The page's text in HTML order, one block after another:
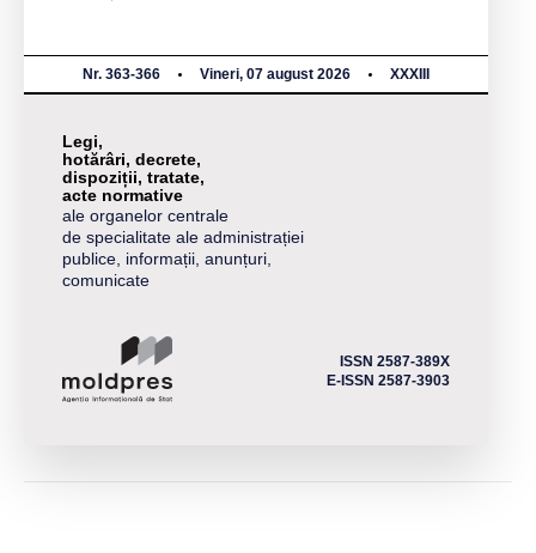
Nr. 363-366 Vineri, 07 august 2026 XXXIII
Legi,
hotărâri, decrete,
dispoziții, tratate,
acte normative
ale organelor centrale
de specialitate ale administrației
publice, informații, anunțuri,
comunicate
ISSN 2587-389X
E-ISSN 2587-3903